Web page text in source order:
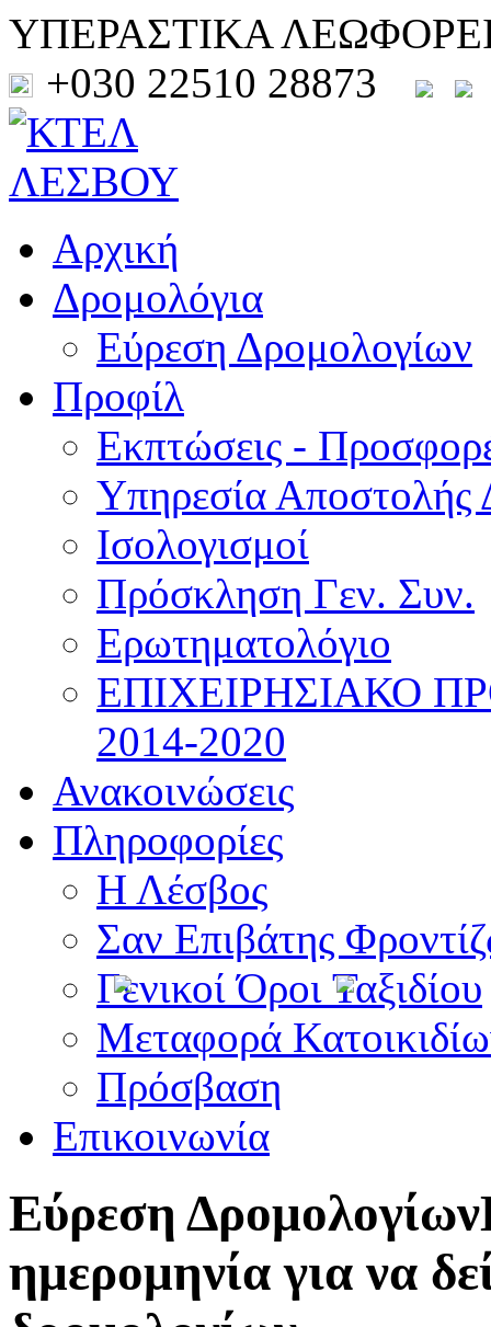
ΥΠΕΡΑΣΤΙΚΑ
+030 22510 28873
Αρχική
Δρομολόγια
Εύρεση Δρομολογίων
Προφίλ
Εκπτώσεις -
Υπηρεσία Αποστολής
Ισολογισμοί
Πρόσκληση Γεν. Συν.
Ερωτηματολόγιο
ΕΠΙΧΕΙΡΗΣΙΑΚΟ
2014-2020
Ανακοινώσεις
Πληροφορίες
Η Λέσβος
Σαν Επιβάτης
Γενικοί Όροι Ταξιδίου
Μεταφορά
Πρόσβαση
Επικοινωνία
Εύρεση Δρομολογίων
ημερομηνία για να